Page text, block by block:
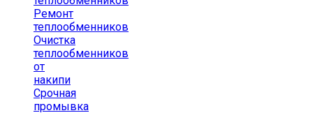
Ремонт
теплообменников
Очистка
теплообменников
от
накипи
Срочная
промывка